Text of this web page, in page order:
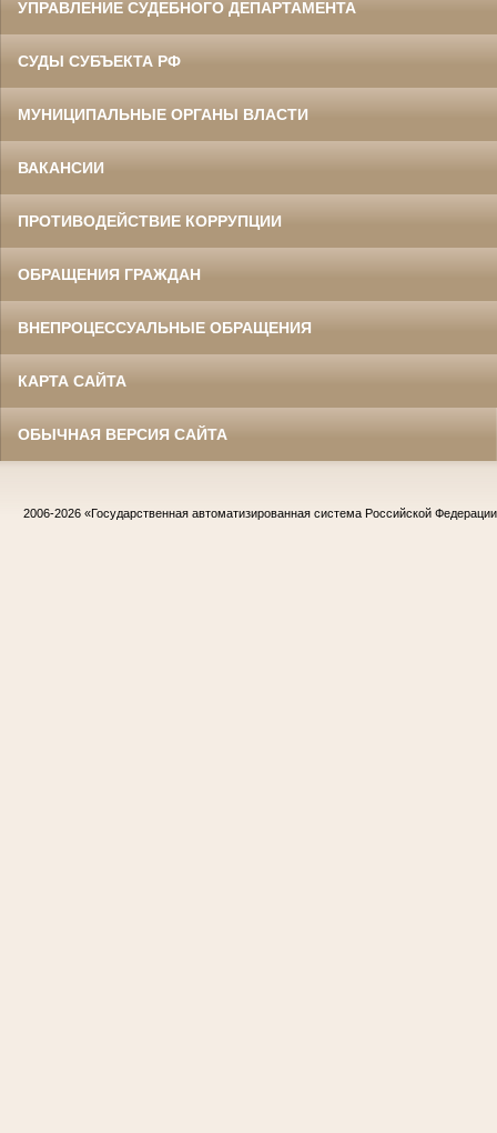
УПРАВЛЕНИЕ СУДЕБНОГО ДЕПАРТАМЕНТА
СУДЫ СУБЪЕКТА РФ
МУНИЦИПАЛЬНЫЕ ОРГАНЫ ВЛАСТИ
ВАКАНСИИ
ПРОТИВОДЕЙСТВИЕ КОРРУПЦИИ
ОБРАЩЕНИЯ ГРАЖДАН
ВНЕПРОЦЕССУАЛЬНЫЕ ОБРАЩЕНИЯ
КАРТА САЙТА
ОБЫЧНАЯ ВЕРСИЯ САЙТА
2006-2026 «Государственная автоматизированная система Российской